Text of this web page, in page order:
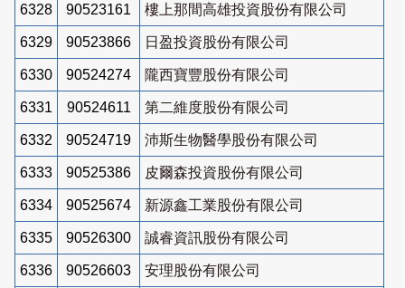
6328 90523161 樓上那間高雄投資股份有限公司
6329 90523866 日盈投資股份有限公司
6330 90524274 隴西寶豐股份有限公司
6331 90524611 第二維度股份有限公司
6332 90524719 沛斯生物醫學股份有限公司
6333 90525386 皮爾森投資股份有限公司
6334 90525674 新源鑫工業股份有限公司
6335 90526300 誠睿資訊股份有限公司
6336 90526603 安理股份有限公司